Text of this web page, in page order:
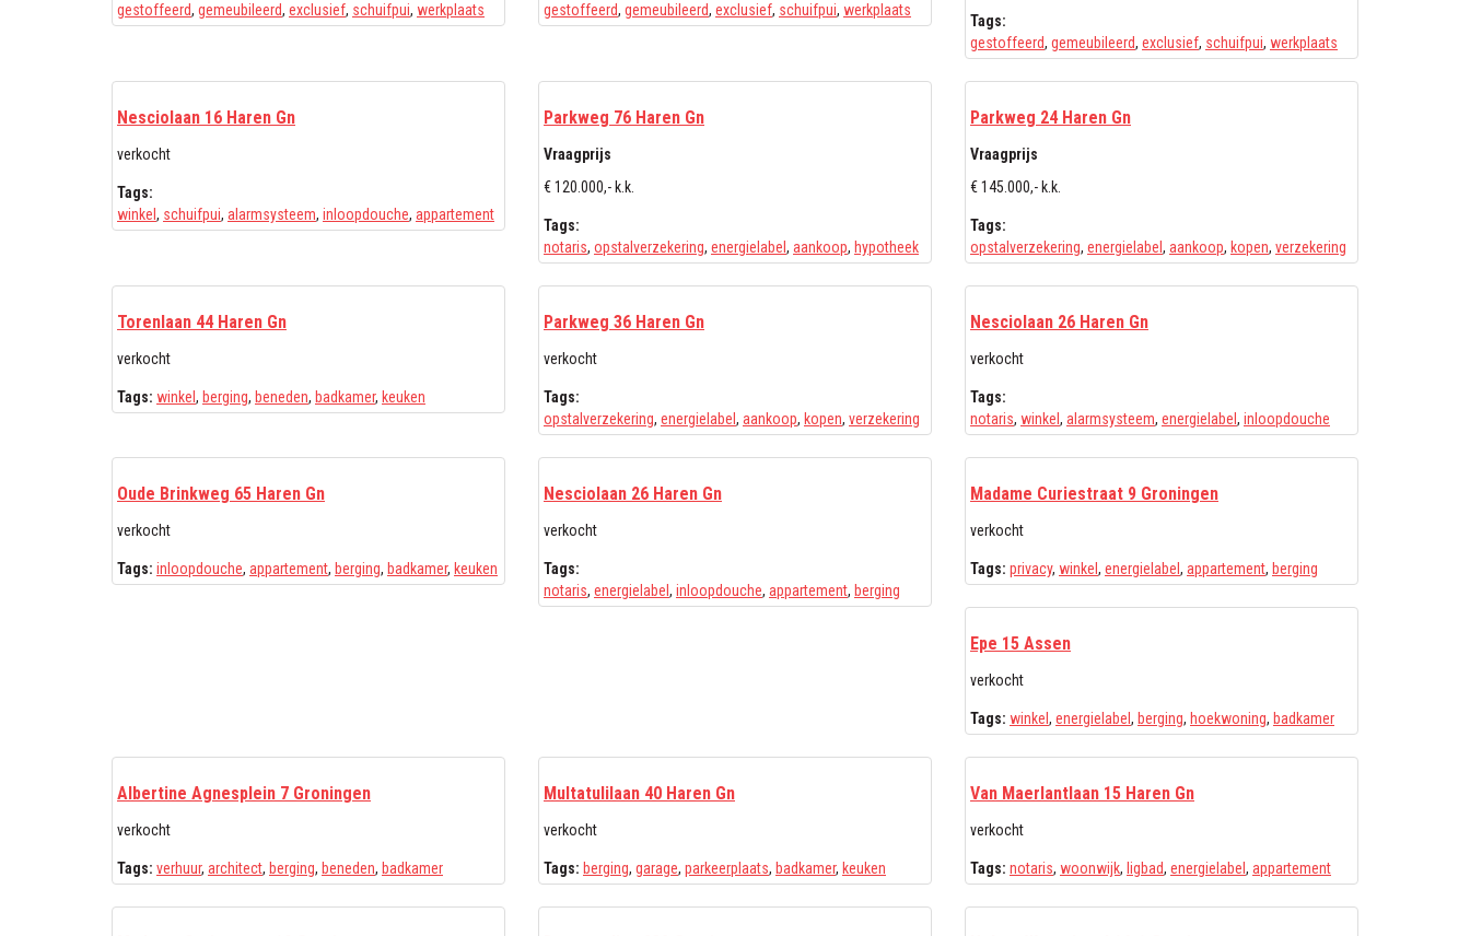
gestoffeerd, gemeubileerd, exclusief, schuifpui, werkplaats
gestoffeerd, gemeubileerd, exclusief, schuifpui, werkplaats
Tags:
gestoffeerd, gemeubileerd, exclusief, schuifpui, werkplaats
Nesciolaan 16 Haren Gn
verkocht
Tags:
winkel , schuifpui, alarmsysteem, inloopdouche, appartement
Parkweg 76 Haren Gn
Vraagprijs
€ 120.000,- k.k.
Tags:
notaris, opstalverzekering, energielabel , aankoop, hypotheek
Parkweg 24 Haren Gn
Vraagprijs
€ 145.000,- k.k.
Tags:
opstalverzekering, energielabel , aankoop, kopen, verzekering
Torenlaan 44 Haren Gn
verkocht
Tags: winkel , berging, beneden, badkamer, keuken
Parkweg 36 Haren Gn
verkocht
Tags:
opstalverzekering, energielabel , aankoop, kopen, verzekering
Nesciolaan 26 Haren Gn
verkocht
Tags:
notaris, winkel , alarmsysteem, energielabel , inloopdouche
Oude Brinkweg 65 Haren Gn
verkocht
Tags: inloopdouche, appartement, berging, badkamer, keuken
Nesciolaan 26 Haren Gn
verkocht
Tags:
notaris, energielabel , inloopdouche, appartement, berging
Madame Curiestraat 9 Groningen
verkocht
Tags: privacy, winkel , energielabel , appartement, berging
Epe 15 Assen
verkocht
Tags: winkel , energielabel , berging, hoekwoning, badkamer
Albertine Agnesplein 7 Groningen
verkocht
Tags: verhuur, architect, berging, beneden, badkamer
Multatulilaan 40 Haren Gn
verkocht
Tags: berging, garage, parkeerplaats, badkamer, keuken
Van Maerlantlaan 15 Haren Gn
verkocht
Tags: notaris, woonwijk, ligbad, energielabel , appartement